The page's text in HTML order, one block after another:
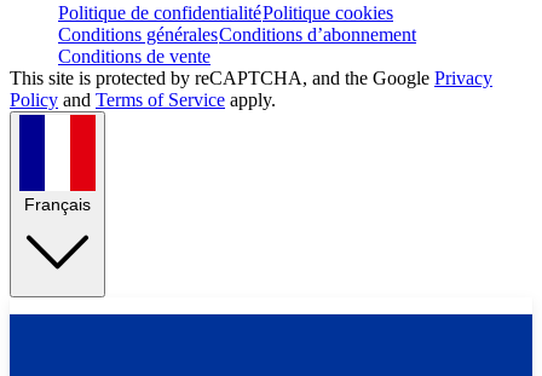
Politique de confidentialitéPolitique cookies
Conditions généralesConditions d’abonnement
Conditions de vente
This site is protected by reCAPTCHA, and the Google Privacy
Policy and Terms of Service apply.
Français